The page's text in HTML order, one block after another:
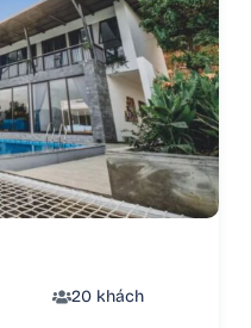
20 khách